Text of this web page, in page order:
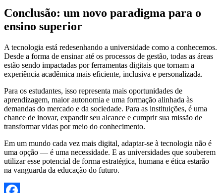
Conclusão: um novo paradigma para o
ensino superior
A tecnologia está redesenhando a universidade como a conhecemos.
Desde a forma de ensinar até os processos de gestão, todas as áreas
estão sendo impactadas por ferramentas digitais que tornam a
experiência acadêmica mais eficiente, inclusiva e personalizada.
Para os estudantes, isso representa mais oportunidades de
aprendizagem, maior autonomia e uma formação alinhada às
demandas do mercado e da sociedade. Para as instituições, é uma
chance de inovar, expandir seu alcance e cumprir sua missão de
transformar vidas por meio do conhecimento.
Em um mundo cada vez mais digital, adaptar-se à tecnologia não é
uma opção — é uma necessidade. E as universidades que souberem
utilizar esse potencial de forma estratégica, humana e ética estarão
na vanguarda da educação do futuro.